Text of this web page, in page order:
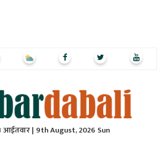
आईतवार | 9th August, 2026 Sun